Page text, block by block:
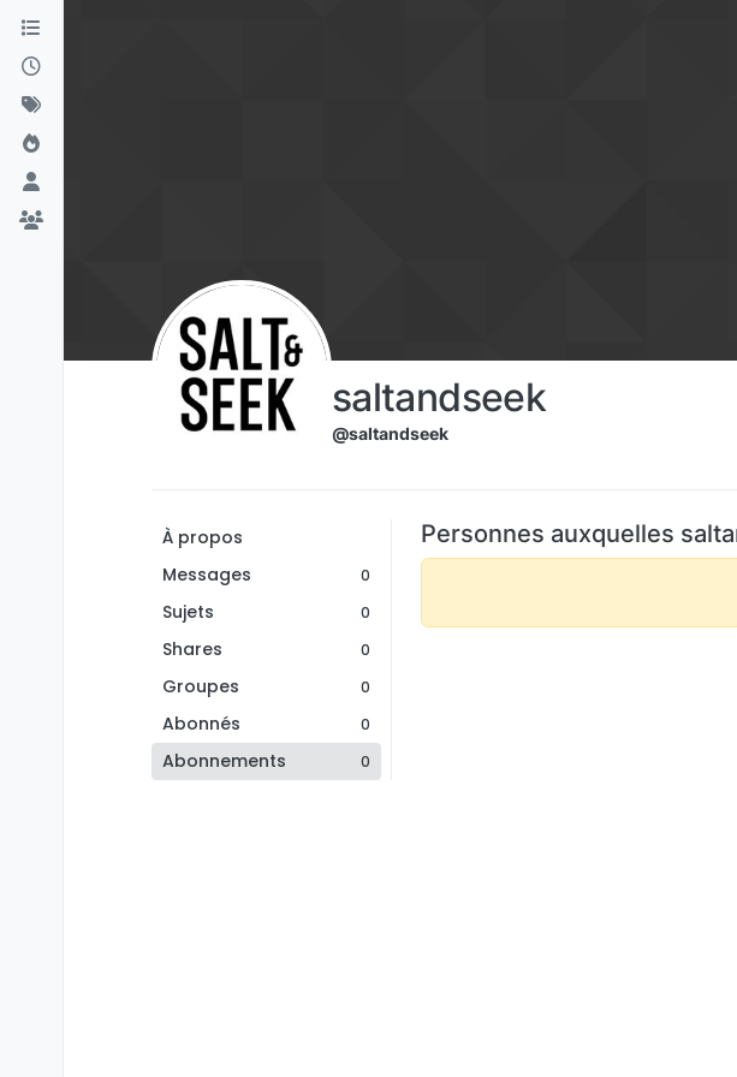
Aller directement au contenu
saltandseek
@saltandseek
À propos
Messages
0
Sujets 0
Shares 0
Groupes 0
Abonnés 0
Abonnements 0
Personnes auxquelles